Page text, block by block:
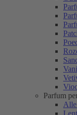
Parfum
Alle